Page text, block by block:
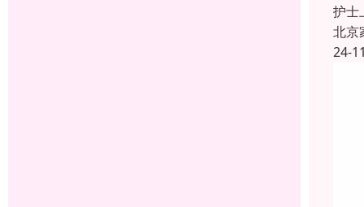
护士
北京
24-